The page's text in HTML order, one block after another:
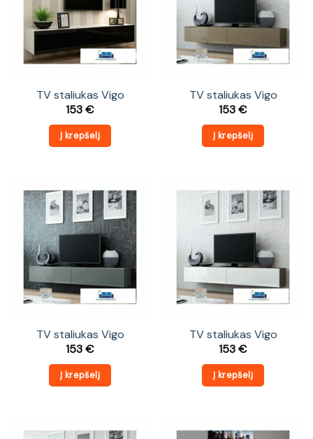
TV staliukas Vigo
153€
Į krepšelį
TV staliukas Vigo
153€
Į krepšelį
TV staliukas Vigo
153€
Į krepšelį
TV staliukas Vigo
153€
Į krepšelį